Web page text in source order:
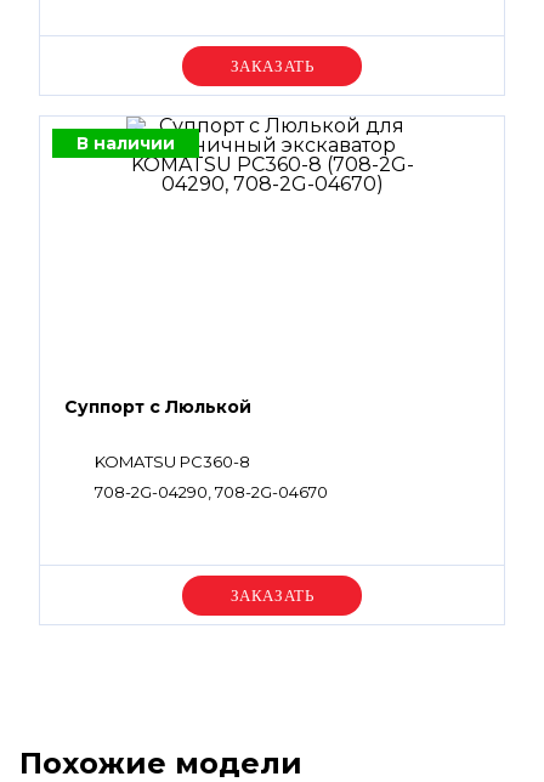
62434, 702-16-58320, 720-1L-15430, 720-1L-15440,
07001-01008, 07001-01009, 708-2G-15230, 708-
2G-15310, 708-2G-12230Уточняйте цену
В наличии
Суппорт с Люлькой
KOMATSU PC360-8
708-2G-04290, 708-2G-04670
Уточняйте цену
Похожие модели